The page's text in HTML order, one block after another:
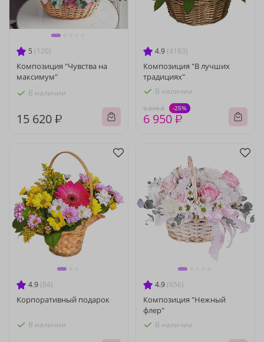
5 (120)
Композиция "Чувства на
максимум"
В наличии
15 620 ₽
4.9 (4183)
Композиция "В лучших
традициях"
В наличии
9 270 ₽ -25%
6 950 ₽
4.9 (84)
Корпоративный подарок
В наличии
4.9 (656)
Композиция "Нежный
флер"
В наличии